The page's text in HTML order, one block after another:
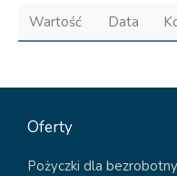
Wartość Data
Oferty
Pożyczki dla